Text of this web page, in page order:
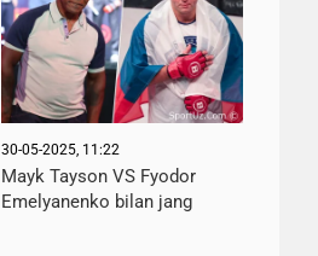
30-05-2025, 11:22
Mayk Tayson VS Fyodor
Emelyanenko bilan jang